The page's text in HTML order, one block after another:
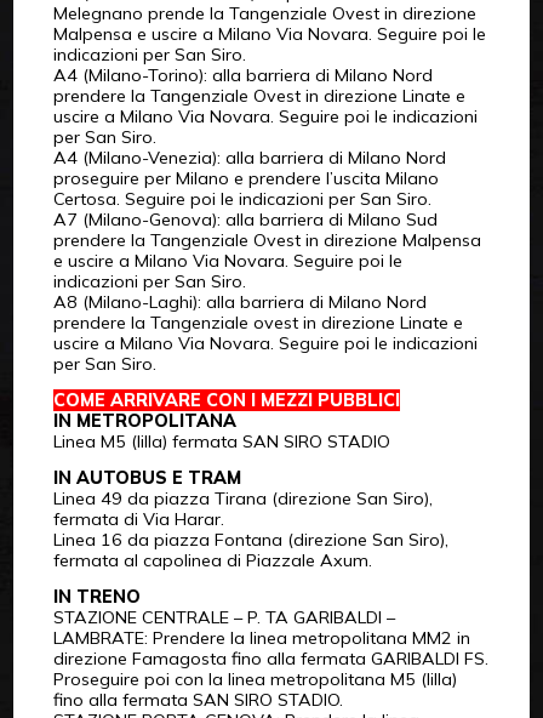
Melegnano prende la Tangenziale Ovest in direzione
Malpensa e uscire a Milano Via Novara. Seguire poi le
indicazioni per San Siro.
A4 (Milano-Torino): alla barriera di Milano Nord
prendere la Tangenziale Ovest in direzione Linate e
uscire a Milano Via Novara. Seguire poi le indicazioni
per San Siro.
A4 (Milano-Venezia): alla barriera di Milano Nord
proseguire per Milano e prendere l’uscita Milano
Certosa. Seguire poi le indicazioni per San Siro.
A7 (Milano-Genova): alla barriera di Milano Sud
prendere la Tangenziale Ovest in direzione Malpensa
e uscire a Milano Via Novara. Seguire poi le
indicazioni per San Siro.
A8 (Milano-Laghi): alla barriera di Milano Nord
prendere la Tangenziale ovest in direzione Linate e
uscire a Milano Via Novara. Seguire poi le indicazioni
per San Siro.
COME ARRIVARE CON I MEZZI PUBBLICI
IN METROPOLITANA
Linea M5 (lilla) fermata SAN SIRO STADIO
IN AUTOBUS E TRAM
Linea 49 da piazza Tirana (direzione San Siro),
fermata di Via Harar.
Linea 16 da piazza Fontana (direzione San Siro),
fermata al capolinea di Piazzale Axum.
IN TRENO
STAZIONE CENTRALE – P. TA GARIBALDI –
LAMBRATE: Prendere la linea metropolitana MM2 in
direzione Famagosta fino alla fermata GARIBALDI FS.
Proseguire poi con la linea metropolitana M5 (lilla)
fino alla fermata SAN SIRO STADIO.